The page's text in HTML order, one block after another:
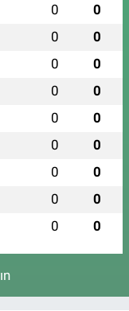
0 0
0 0
0 0
0 0
0 0
0 0
0 0
0 0
0 0